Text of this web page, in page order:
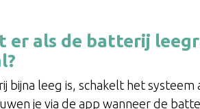
er als de batterij
bijna leeg is, schakelt het
je via de app wanneer de